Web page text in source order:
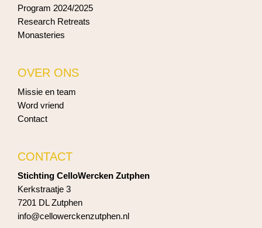
Program 2024/2025
Research Retreats
Monasteries
OVER ONS
Missie en team
Word vriend
Contact
CONTACT
Stichting CelloWercken Zutphen
Kerkstraatje 3
7201 DL Zutphen
info@cellowerckenzutphen.nl